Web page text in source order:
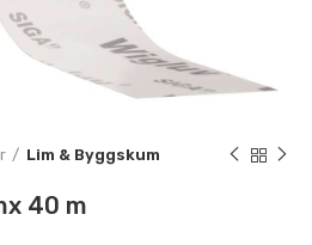
Lim & Byggskum
40 m